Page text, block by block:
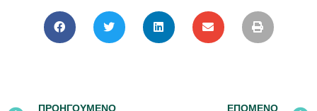
ΠΡΟΗΓΟΎΜΕΝΟ ΕΠΌΜΕΝΟ